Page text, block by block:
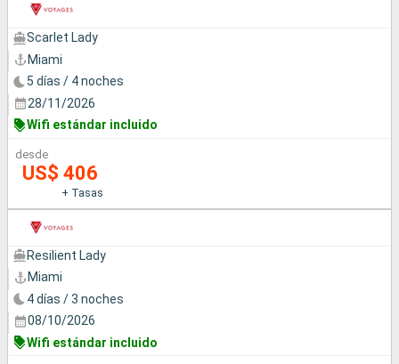
Scarlet Lady
Miami
5 días / 4 noches
28/11/2026
Wifi estándar incluido
desde
US$ 406
+ Tasas
Resilient Lady
Miami
4 días / 3 noches
08/10/2026
Wifi estándar incluido